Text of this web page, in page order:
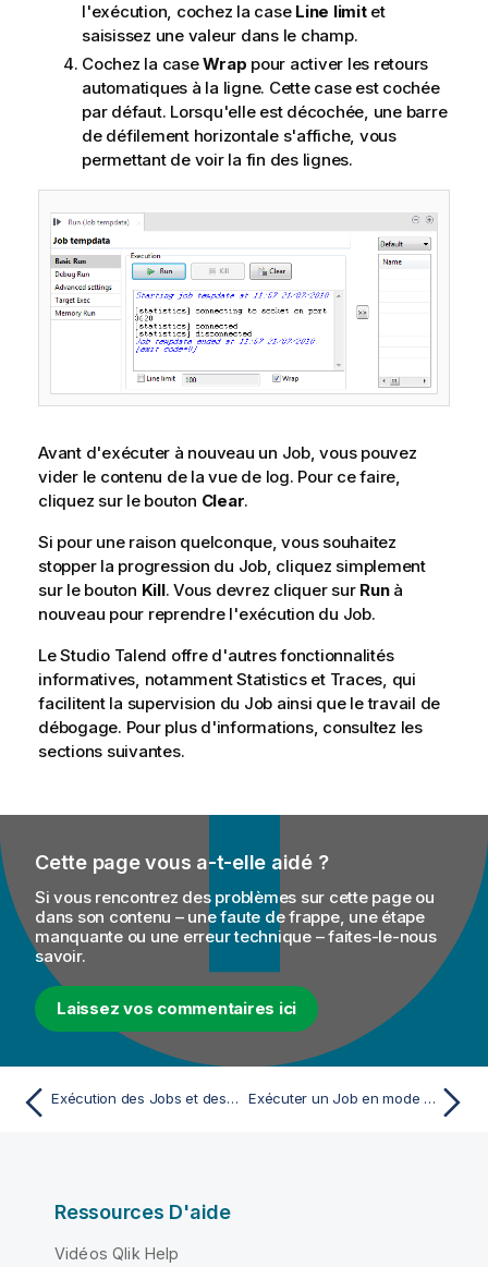
l'exécution, cochez la case Line limitet
saisissez une valeur dans le champ.
Cochez la caseWrap pour activer les retours
automatiques à la ligne. Cette case est cochée
par défaut. Lorsqu'elle est décochée, une barre
de défilement horizontale s'affiche, vous
permettant de voir la fin des lignes.
Avant d'exécuter à nouveau un Job, vous pouvez
vider le contenu de la vue de log. Pour ce faire,
cliquez sur le bouton Clear.
Si pour une raison quelconque, vous souhaitez
stopper la progression du Job, cliquez simplement
sur le bouton Kill. Vous devrez cliquer sur Runà
nouveau pour reprendre l'exécution du Job.
LeStudio Talend offre d'autres fonctionnalités
informatives, notamment Statistics et Traces, qui
facilitent la supervision du Job ainsi que le travail de
débogage. Pour plus d'informations, consultez les
sections suivantes.
Cette page vous a-t-elle aidé ?
Si vous rencontrez des problèmes sur cette page ou
dans son contenu – une faute de frappe, une étape
manquante ou une erreur technique – faites-le-nous
savoir.
Laissez vos commentaires ici
Exécution des Jobs et des Routes Exécuter un Job en mode Debug dans Java
Ressources D'aide
Vidéos Qlik Help